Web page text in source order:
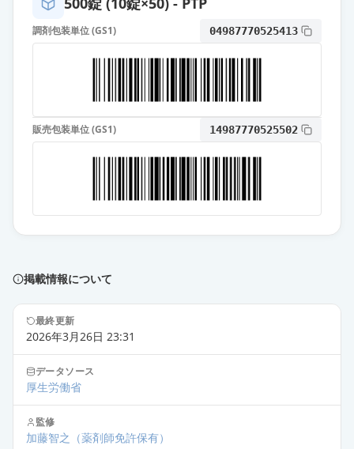
調剤包装単位 (GS1) 04987770525413
販売包装単位 (GS1) 14987770525502
掲載情報について
最終更新
2026年3月26日 23:31
データソース
厚生労働省
監修
加藤智之 （薬剤師免許保有）